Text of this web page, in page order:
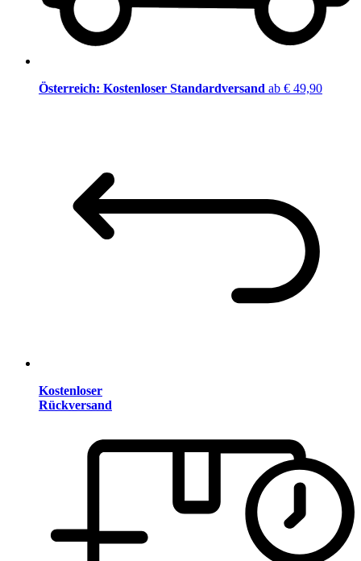
Österreich: Kostenloser Standardversand ab € 49,90
Kostenloser
Rückversand